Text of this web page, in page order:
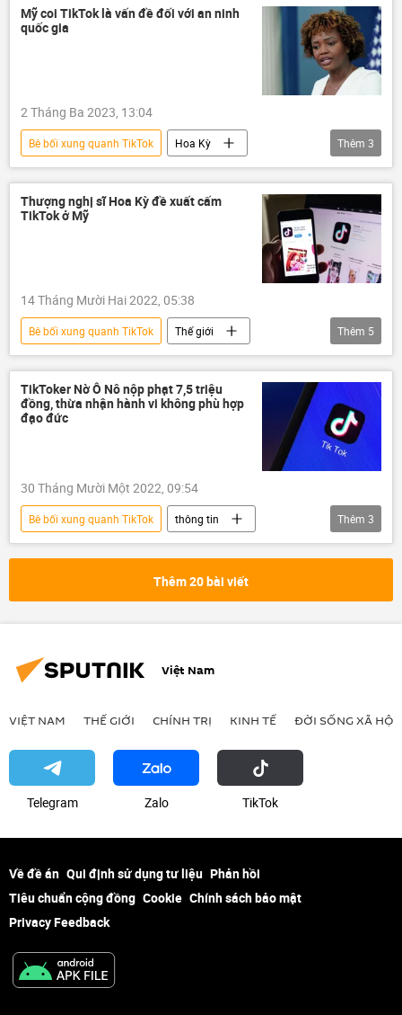
Hoa Kỳ
Mỹ coi TikTok là vấn đề đối với an ninh
quốc gia
2 Tháng Ba 2023, 13:04
Bê bối xung quanh TikTok
Hoa Kỳ
Thế giới
Nhà Trắng Trung Quốc
Thêm 3
Thượng nghị sĩ Hoa Kỳ đề xuất cấm
TikTok ở Mỹ
14 Tháng Mười Hai 2022, 05:38
Bê bối xung quanh TikTok
Thế giới
Hoa Kỳ
TikTok
Trung Quốc
Quốc hội Mỹ
mạng xã hội
Thêm 5
TikToker Nờ Ô Nô nộp phạt 7,5 triệu
đồng, thừa nhận hành vi không phù hợp
đạo đức
30 Tháng Mười Một 2022, 09:54
Bê bối xung quanh TikTok
thông tin
Việt Nam
TikTok mạng xã hội
Thêm 3
Thêm 20 bài viết
Việt Nam
VIỆT NAM THẾ GIỚI CHÍNH TRỊ KINH TẾ ĐỜI SỐNG XÃ HỘI
Telegram Zalo ТikТоk
Về đề án Qui định sử dụng tư liệu Phản hồi
Tiêu chuẩn cộng đồng Cookie Chính sách bảo mật
Privacy Feedback